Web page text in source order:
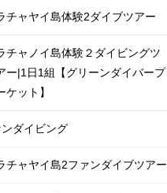
チャヤイ島体験2ダイブツアー
チャノイ島体験２ダイビングツ
ー|1日1組【グリーンダイバープ
ケット】
ダイビング
チャヤイ島2ファンダイブツアー